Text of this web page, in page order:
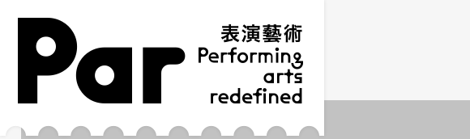
跳到主要內容區塊
網站導覽